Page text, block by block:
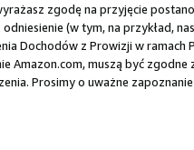
zgodę na przyjęcie
(w tym, na przykład,
Dochodów z Prowizji w
muszą być zgodne
Prosimy o uważne